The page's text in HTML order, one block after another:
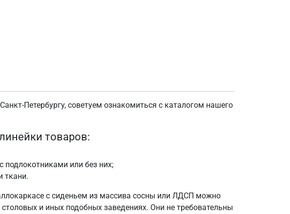
Петербургу, советуем ознакомиться с каталогом нашего
товаров:
подлокотниками или без них;
ткани.
с сиденьем из массива сосны или ЛДСП можно
и иных подобных заведениях. Они не требовательны